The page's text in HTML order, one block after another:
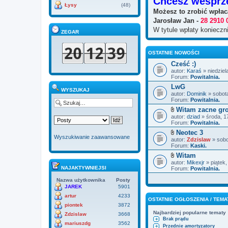
Możesz to zrobić
Jarosław Jan - 28 2910
W tytule wpłaty
OSTATNIE NOWOŚCI
Cześć :)
autor: Karaś »
Forum: Powitalnia.
LwG
autor: Dominik »
Forum: Powitalnia.
Z
a
ł
ą
c
z
n
k
i
Witam zacne
autor: dziad » środa,
Forum: Powitalnia.
Z
a
ł
ą
c
z
n
k
i
Neotec 3
autor: Zdzislaw »
Forum: Kaski.
Z
a
ł
c
z
n
k
i
Witam
autor: Mikexjr »
Forum: Powitalnia.
OSTATNIE OGŁOSZENIA /
Najbardziej popularne tematy
Brak prądu
Przednie amortyzatory
Łysy
(48)
ZEGAR
WYSZUKAJ
Wyszukiwanie zaawansowane
NAJAKTYWNIEJSI
Nazwa użytkownika
Posty
JAREK
5901
artur
4233
piontek
3872
Zdzislaw
3668
mariuszdg
3562